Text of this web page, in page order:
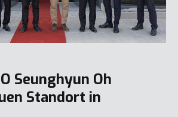
Seunghyun Oh
Standort in